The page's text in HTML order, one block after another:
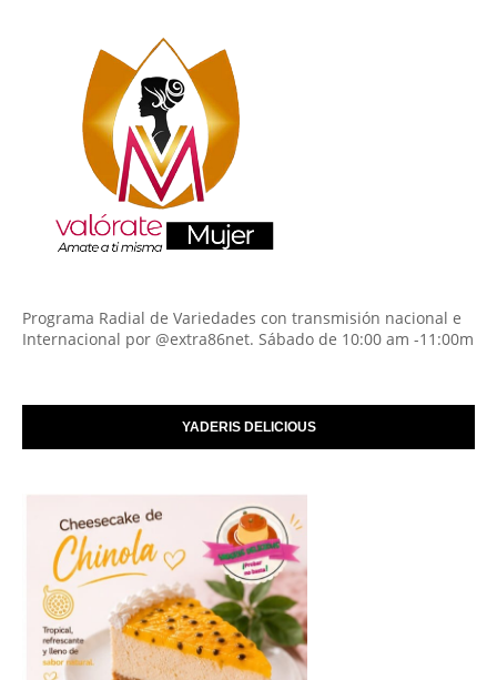
Programa Radial de Variedades con transmisión nacional e
Internacional por @extra86net. Sábado de 10:00 am -11:00m
YADERIS DELICIOUS